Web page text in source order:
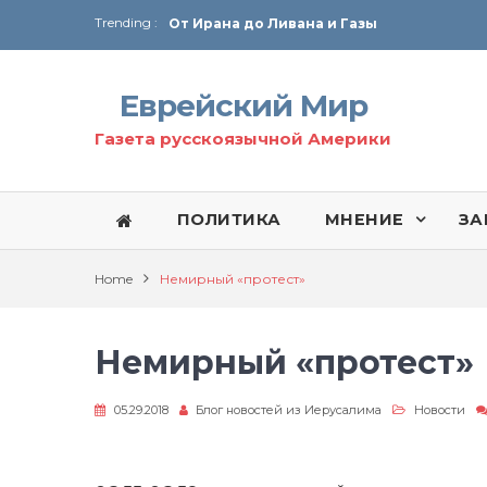
Trending :
От Ирана до Ливана и Газы
Союз кислоликих
Технология Революции в Иране
От Ирана до Ливана и Газы
Еврейский Мир
Газета русскоязычной Америки
ПОЛИТИКА МНЕНИЕ
Home Немирный «протест»
Немирный «протест»
05.29.2018 Блог новостей из Иерусалима Новости